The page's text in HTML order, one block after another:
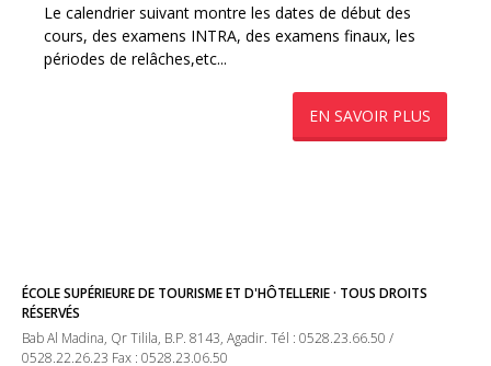
Le calendrier suivant montre les dates de début des
cours, des examens INTRA, des examens finaux, les
périodes de relâches,etc...
​EN SAVOIR PLUS
ÉCOLE SUPÉRIEURE DE TOURISME ET D'HÔTELLERIE · TOUS DROITS
RÉSERVÉS
Bab Al Madina, Qr Tilila, B.P. 8143, Agadir. Tél : 0528.23.66.50 /
0528.22.26.23 Fax : 0528.23.06.50